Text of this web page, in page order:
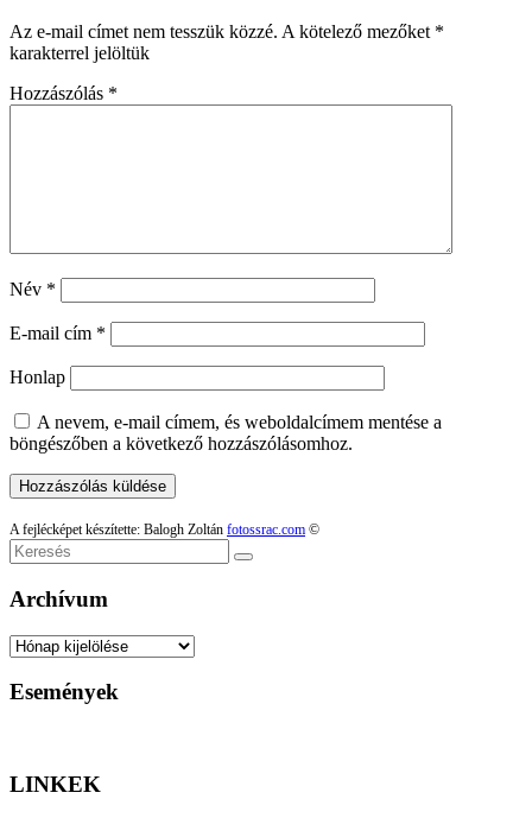
Az e-mail címet nem tesszük közzé. A kötelező mezőket *
karakterrel jelöltük
Hozzászólás *
Név *
E-mail cím *
Honlap
A nevem, e-mail címem, és weboldalcímem mentése a
böngészőben a következő hozzászólásomhoz.
A fejlécképet készítette: Balogh Zoltán fotossrac.com ©
Keresés
Archívum
Archívum
Események
LINKEK